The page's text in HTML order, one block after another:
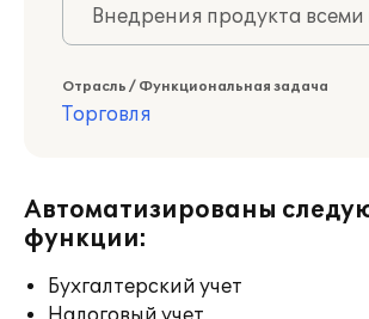
Внедрения продукта
Отрасль / Функциональная задача
Торговля
Автоматизированы
функции:
Бухгалтерский учет